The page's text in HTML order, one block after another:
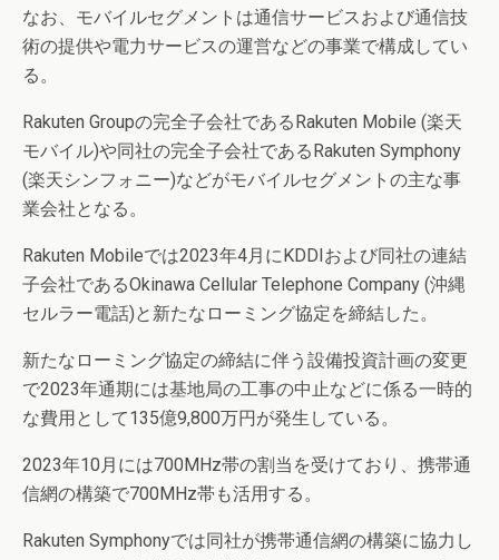
なお、モバイルセグメントは通信サービスおよび通信技
術の提供や電力サービスの運営などの事業で構成してい
る。
Rakuten Groupの完全子会社であるRakuten Mobile (楽天
モバイル)や同社の完全子会社であるRakuten Symphony
(楽天シンフォニー)などがモバイルセグメントの主な事
業会社となる。
Rakuten Mobileでは2023年4月にKDDIおよび同社の連結
子会社であるOkinawa Cellular Telephone Company (沖縄
セルラー電話)と新たなローミング協定を締結した。
新たなローミング協定の締結に伴う設備投資計画の変更
で2023年通期には基地局の工事の中止などに係る一時的
な費用として135億9,800万円が発生している。
2023年10月には700MHz帯の割当を受けており、携帯通
信網の構築で700MHz帯も活用する。
Rakuten Symphonyでは同社が携帯通信網の構築に協力し